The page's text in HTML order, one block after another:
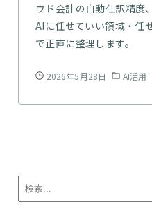
ウド会計の自動仕訳精度
AIに任せていい領域・任
で正直に整理します。
2026年5月28日 AI活用